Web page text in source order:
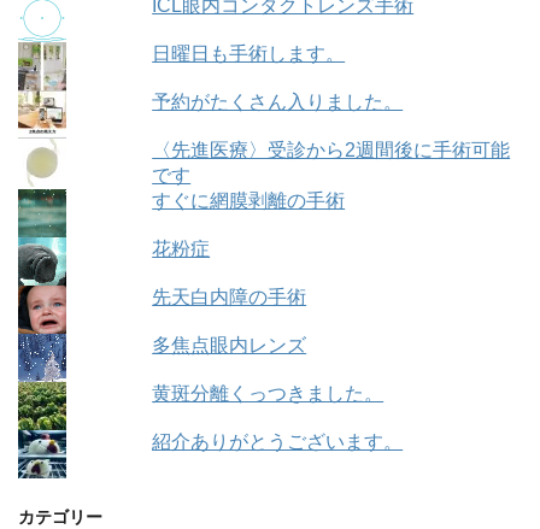
ICL眼内コンタクトレンズ手術
日曜日も手術します。
予約がたくさん入りました。
〈先進医療〉受診から2週間後に手術可能
です
すぐに網膜剥離の手術
花粉症
先天白内障の手術
多焦点眼内レンズ
黄斑分離くっつきました。
紹介ありがとうございます。
カテゴリー